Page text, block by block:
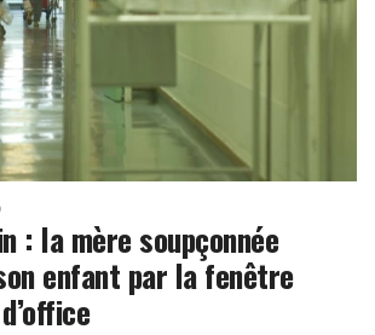
: la mère soupçonnée
enfant par la fenêtre